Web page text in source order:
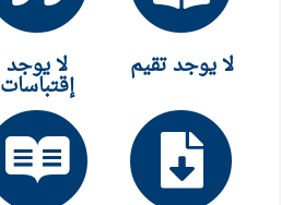
لا يوجد تقيم لا يوجد
إقتباسات